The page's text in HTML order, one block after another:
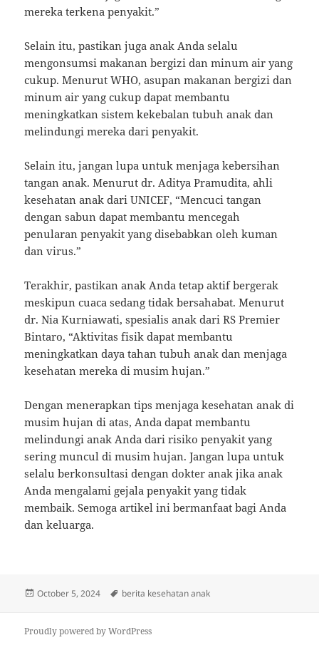
mereka terkena penyakit.”
Selain itu, pastikan juga anak Anda selalu
mengonsumsi makanan bergizi dan minum air yang
cukup. Menurut WHO, asupan makanan bergizi dan
minum air yang cukup dapat membantu
meningkatkan sistem kekebalan tubuh anak dan
melindungi mereka dari penyakit.
Selain itu, jangan lupa untuk menjaga kebersihan
tangan anak. Menurut dr. Aditya Pramudita, ahli
kesehatan anak dari UNICEF, “Mencuci tangan
dengan sabun dapat membantu mencegah
penularan penyakit yang disebabkan oleh kuman
dan virus.”
Terakhir, pastikan anak Anda tetap aktif bergerak
meskipun cuaca sedang tidak bersahabat. Menurut
dr. Nia Kurniawati, spesialis anak dari RS Premier
Bintaro, “Aktivitas fisik dapat membantu
meningkatkan daya tahan tubuh anak dan menjaga
kesehatan mereka di musim hujan.”
Dengan menerapkan tips menjaga kesehatan anak di
musim hujan di atas, Anda dapat membantu
melindungi anak Anda dari risiko penyakit yang
sering muncul di musim hujan. Jangan lupa untuk
selalu berkonsultasi dengan dokter anak jika anak
Anda mengalami gejala penyakit yang tidak
membaik. Semoga artikel ini bermanfaat bagi Anda
dan keluarga.
Posted
October 5, 2024 Tags
berita kesehatan anak
Proudly powered by WordPress